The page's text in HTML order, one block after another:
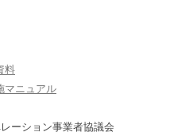
料
マニュアル
ーション事業者協議会